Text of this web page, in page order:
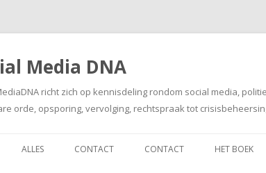
Media DNA
richt zich op kennisdeling rondom social media,
orde, opsporing, vervolging, rechtspraak tot
ALLES CONTACT CONTACT HET BOEK